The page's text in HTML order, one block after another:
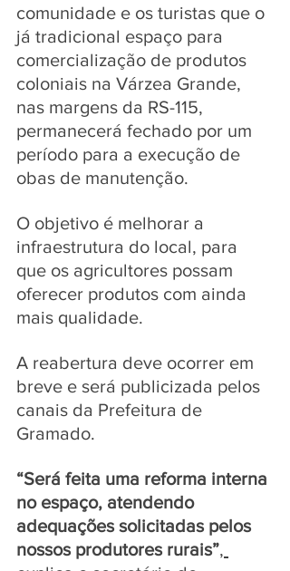
comunidade e os turistas que o
já tradicional espaço para
comercialização de produtos
coloniais na Várzea Grande,
nas margens da RS-115,
permanecerá fechado por um
período para a execução de
obas de manutenção.
O objetivo é melhorar a
infraestrutura do local, para
que os agricultores possam
oferecer produtos com ainda
mais qualidade.
A reabertura deve ocorrer em
breve e será publicizada pelos
canais da Prefeitura de
Gramado.
“Será feita uma reforma interna
no espaço, atendendo
adequações solicitadas pelos
nossos produtores rurais”,